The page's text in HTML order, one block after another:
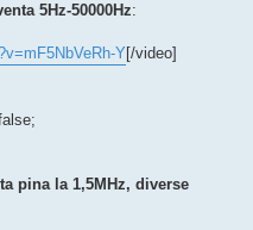
5Hz-50000Hz:
Y [/video]
pina la 1,5MHz, diverse